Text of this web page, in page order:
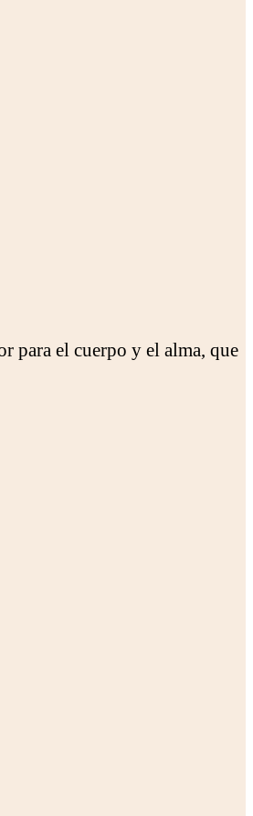
para el cuerpo y el alma, que